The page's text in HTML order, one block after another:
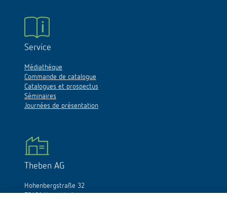
Service
Médiathéque
Commande de catalogue
Catalogues et prospectus
Séminaires
Journées de présentation
Theben AG
Hohenbergstraße 32